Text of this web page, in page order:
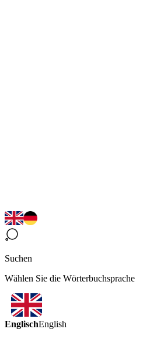
Suchen
Wählen Sie die Wörterbuchsprache
EnglischEnglish